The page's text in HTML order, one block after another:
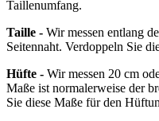
Taillenumfang.
Taille - Wir messen entlang
Seitennaht. Verdoppeln Sie
Hüfte - Wir messen 20 cm
Maße ist normalerweise der
Sie diese Maße für den